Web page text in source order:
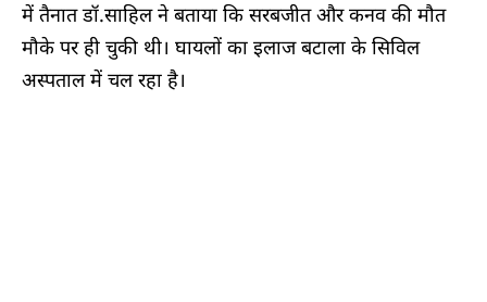
में तैनात डॉ.साहिल ने बताया कि सरबजीत और कनव की मौत
मौके पर ही चुकी थी। घायलों का इलाज बटाला के सिविल
अस्पताल में चल रहा है।